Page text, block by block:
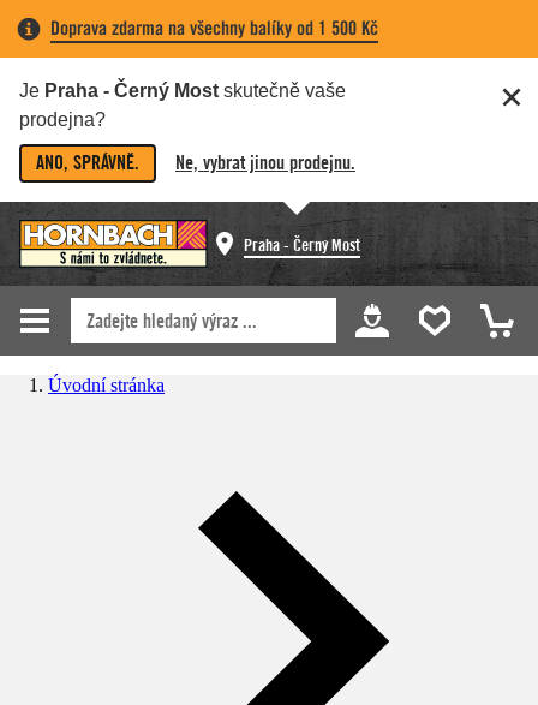
Doprava zdarma na všechny balíky od 1 500 Kč
Je Praha - Černý Most skutečně vaše
prodejna?
ANO, SPRÁVNĚ. Ne, vybrat jinou prodejnu.
Praha - Černý Most
Úvodní stránka